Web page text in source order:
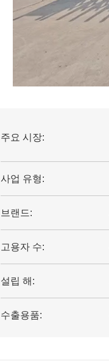
주요 시장:
사업 유형:
브랜드:
고용자 수:
설립 해:
수출용품: